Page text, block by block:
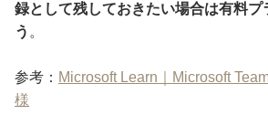
録として残しておきたい場合は有料プ
う 。
参考： Microsoft Learn｜Microsoft
様